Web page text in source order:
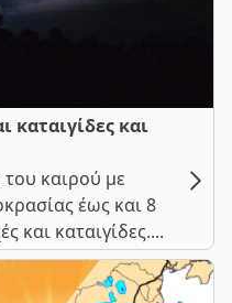
καταιγίδες και
του καιρού με
έως και 8
και καταιγίδες....